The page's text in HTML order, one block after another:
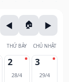
THỨ BẢY CHỦ NHẬT
2
28/4
3
29/4